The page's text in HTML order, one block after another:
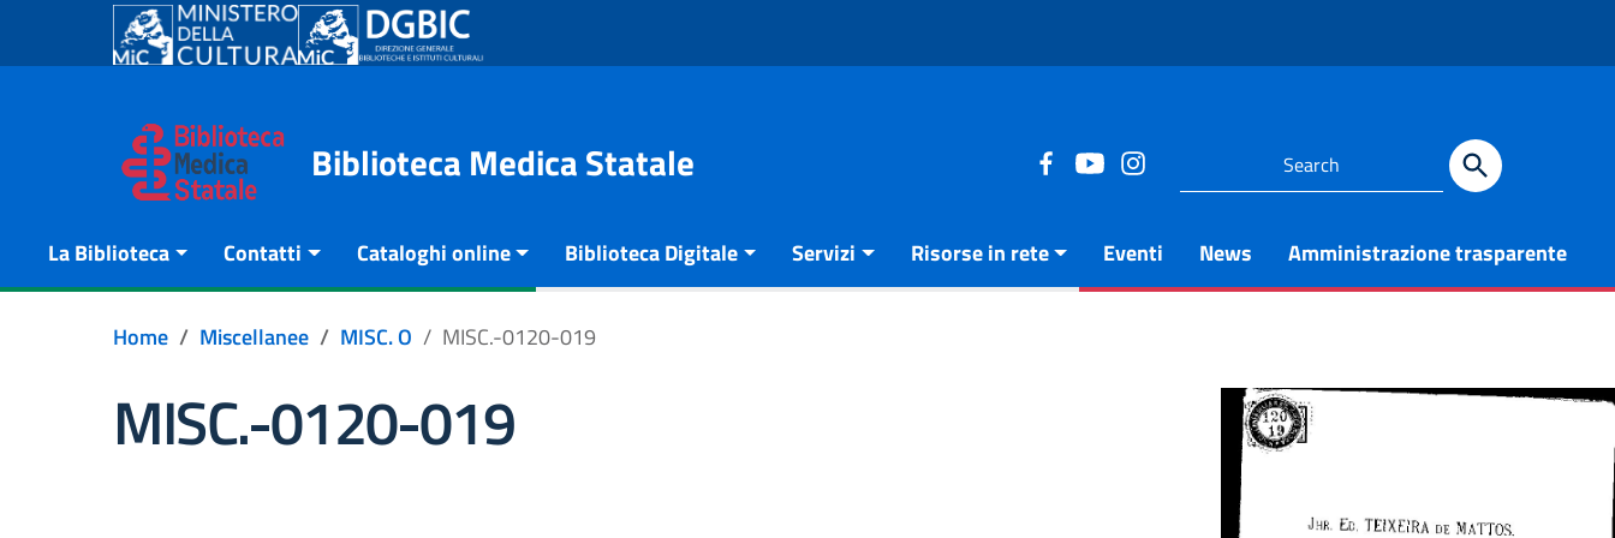
Go to content
Go to the navigation menu
Biblioteca Medica Statale
La Biblioteca Contatti Cataloghi online Biblioteca Digitale Servizi Risorse in rete Eventi News Amministrazione trasparente
Home Miscellanee MISC. O MISC.-0120-019
MISC.-0120-019